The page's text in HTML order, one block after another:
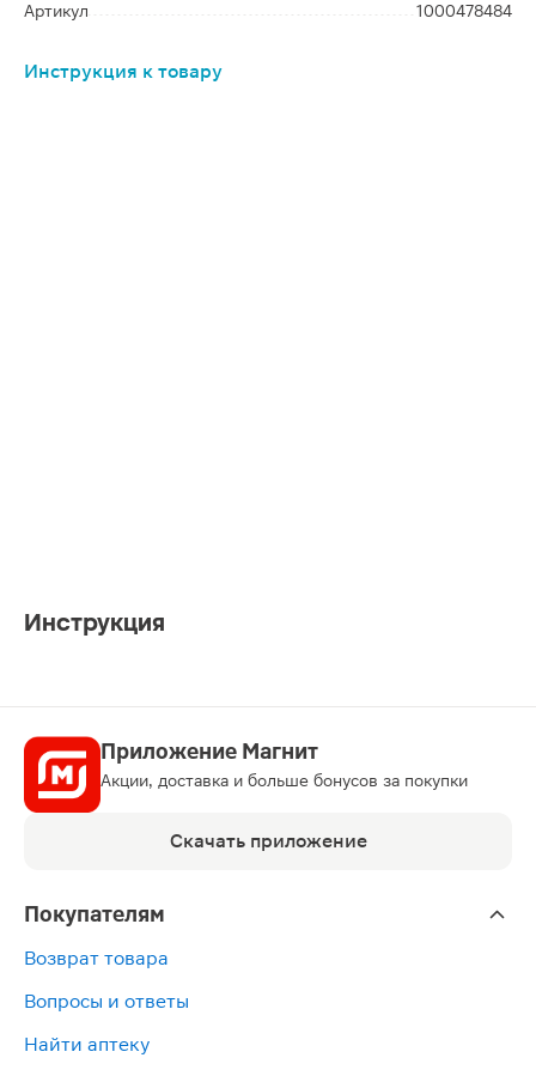
Артикул
1000478484
Инструкция к товару
Инструкция
Приложение Магнит
Акции, доставка и больше бонусов за покупки
Скачать приложение
Покупателям
Возврат товара
Вопросы и ответы
Найти аптеку